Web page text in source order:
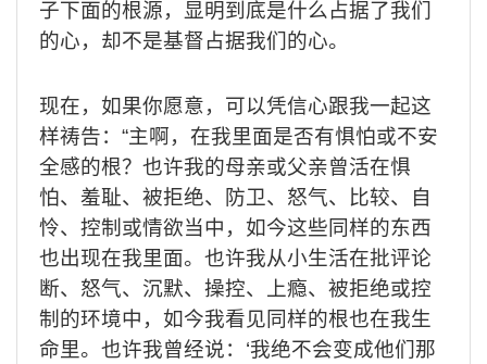
子下面的根源，显明到底是什么占据了我们
的心，却不是基督占据我们的心。
现在，如果你愿意，可以凭信心跟我一起这
样祷告： “主啊，在我里面是否有惧怕或不安
全感的根？也许我的母亲或父亲曾活在惧
怕、羞耻、被拒绝、防卫、怒气、比较、自
怜、控制或情欲当中，如今这些同样的东西
也出现在我里面。也许我从小生活在批评论
断、怒气、沉默、操控、上瘾、被拒绝或控
制的环境中，如今我看见同样的根也在我生
命里。也许我曾经说： ‘我绝不会变成他们那